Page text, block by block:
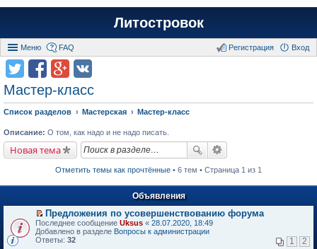
Литостровок
Меню FAQ Вход
Регистрация
Мастер-класс
Список разделов Мастерская Мастер-класс
Описание: О том, как надо и не надо писать.
Новая тема
Отметить темы как прочтённые • 6 тем • Страница 1 из 1
Объявления
П
е
р
Предложения по усовершенствованию форума
Последнее сообщение Uksus « 28.07.2020, 18:49
Добавлено в разделе Вопросы к администрации
Ответы: 32 1 2